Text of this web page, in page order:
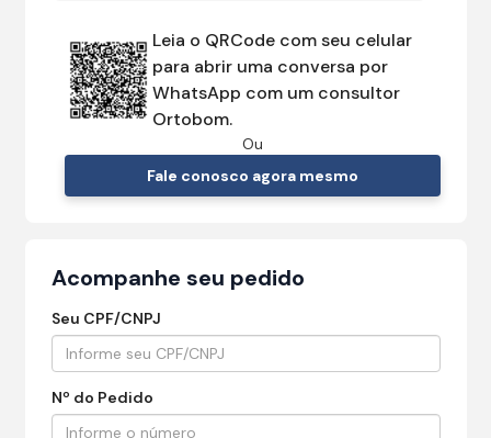
Leia o QRCode com seu celular
para abrir uma conversa por
WhatsApp com um consultor
Ortobom.
Ou
Fale conosco agora mesmo
Acompanhe seu pedido
Seu CPF/CNPJ
Nº do Pedido